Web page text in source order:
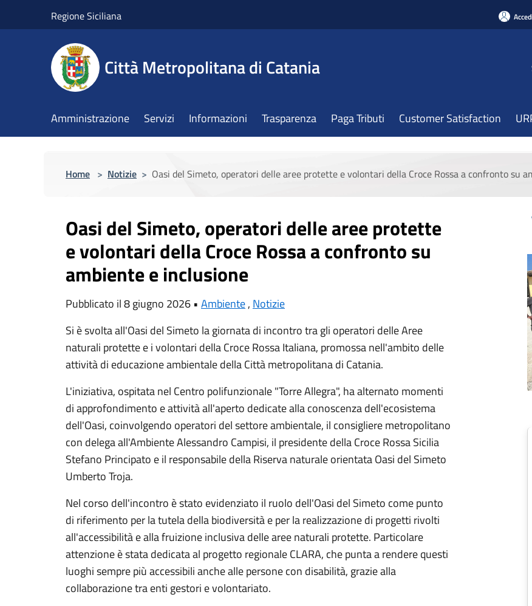
Regione Siciliana
Città Metropolitana di Catania
Amministrazione Servizi Informazioni Trasparenza Paga Tributi Customer Satisfaction
Home > Notizie > Oasi del Simeto, operatori delle aree protette e volontari della Croce Rossa a confronto su
Oasi del Simeto, operatori delle aree protette
e volontari della Croce Rossa a confronto su
ambiente e inclusione
Pubblicato il 8 giugno 2026 • Ambiente, Notizie
Si è svolta all'Oasi del Simeto la giornata di incontro tra gli operatori delle Aree
naturali protette e i volontari della Croce Rossa Italiana, promossa nell'ambito delle
attività di educazione ambientale della Città metropolitana di Catania.
L'iniziativa, ospitata nel Centro polifunzionale "Torre Allegra", ha alternato momenti
di approfondimento e attività all'aperto dedicate alla conoscenza dell'ecosistema
dell'Oasi, coinvolgendo operatori del settore ambientale, il consigliere metropolitano
con delega all'Ambiente Alessandro Campisi, il presidente della Croce Rossa Sicilia
Stefano Principato e il responsabile della Riserva naturale orientata Oasi del Simeto
Umberto Troja.
Nel corso dell'incontro è stato evidenziato il ruolo dell'Oasi del Simeto come punto
di riferimento per la tutela della biodiversità e per la realizzazione di progetti rivolti
all'accessibilità e alla fruizione inclusiva delle aree naturali protette. Particolare
attenzione è stata dedicata al progetto regionale CLARA, che punta a rendere questi
luoghi sempre più accessibili anche alle persone con disabilità, grazie alla
collaborazione tra enti gestori e volontariato.